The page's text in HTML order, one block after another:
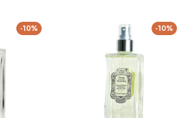
-10% -10%